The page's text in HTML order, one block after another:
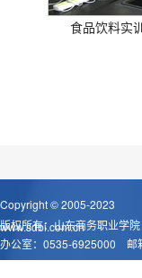
食品饮料实
Copyright © 2005-2023
www.sdbi.com.cn
版权所有：山东商务职业学
办公室：0535-6925000 邮